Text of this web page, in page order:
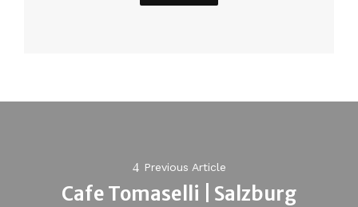
Previous Article
Previous
Cafe Tomaselli | Salzburg